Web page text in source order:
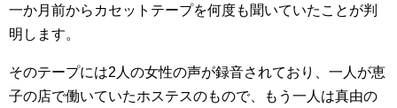
一か月前からカセットテープを何度も聞いていたことが判
明します。
そのテープには2人の女性の声が録音されており、一人が恵
子の店で働いていたホステスのもので、もう一人は真由の